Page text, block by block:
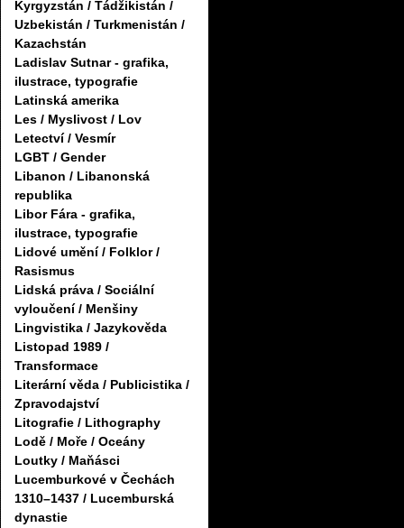
Kyrgyzstán / Tádžikistán /
Uzbekistán / Turkmenistán /
Kazachstán
Ladislav Sutnar - grafika,
ilustrace, typografie
Latinská amerika
Les / Myslivost / Lov
Letectví / Vesmír
LGBT / Gender
Libanon / Libanonská
republika
Libor Fára - grafika,
ilustrace, typografie
Lidové umění / Folklor /
Rasismus
Lidská práva / Sociální
vyloučení / Menšiny
Lingvistika / Jazykověda
Listopad 1989 /
Transformace
Literární věda / Publicistika /
Zpravodajství
Litografie / Lithography
Lodě / Moře / Oceány
Loutky / Maňásci
Lucemburkové v Čechách
1310–1437 / Lucemburská
dynastie